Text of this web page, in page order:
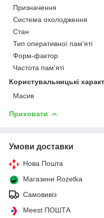
Призначення
Система охолодження
Стан
Тип оперативної пам'яті
Форм-фактор
Частота пам'яті
Користувальницькі
Масив
Приховати
Умови доставки
Нова Пошта
Магазини Rozetka
Самовивіз
Meest ПОШТА